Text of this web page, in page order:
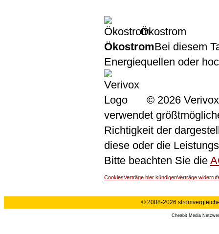
Ökostrom
ÖkostromBei diesem
Energiequellen oder
© 2026
verwendet
Richtigkeit der
diese oder die
Bitte beachten Sie die
CookiesVerträge hier kündigenVerträge
© 2008-2026
Cheabit Media